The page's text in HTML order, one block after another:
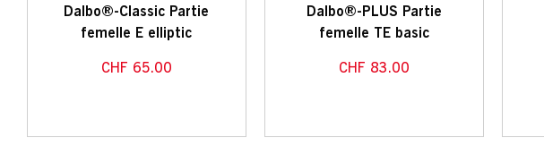
Dalbo®-Classic Partie
femelle E elliptic
CHF 65.00
Dalbo®-PLUS Partie
femelle TE basic
CHF 83.00